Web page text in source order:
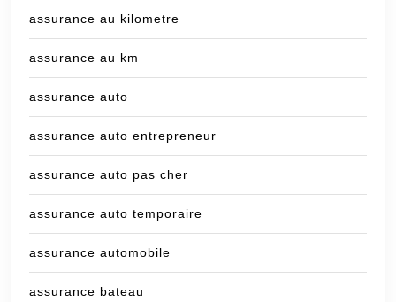
assurance au kilometre
assurance au km
assurance auto
assurance auto entrepreneur
assurance auto pas cher
assurance auto temporaire
assurance automobile
assurance bateau